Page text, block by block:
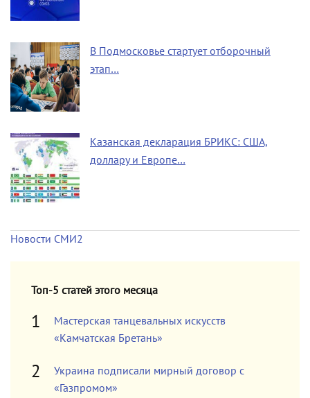
В Подмосковье стартует отборочный
этап…
Казанская декларация БРИКС: США,
доллару и Европе…
Новости СМИ2
Топ-5 статей этого месяца
Мастерская танцевальных искусств
«Камчатская Бретань»
Украина подписали мирный договор с
«Газпромом»